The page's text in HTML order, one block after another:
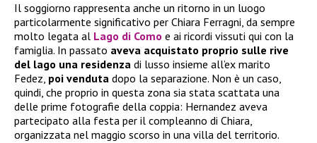
Il soggiorno rappresenta anche un ritorno in un luogo
particolarmente significativo per Chiara Ferragni, da sempre
molto legata al Lago di Como e ai ricordi vissuti qui con la
famiglia. In passato aveva acquistato proprio sulle rive
del lago una residenza di lusso insieme all’ex marito
Fedez, poi venduta dopo la separazione. Non è un caso,
quindi, che proprio in questa zona sia stata scattata una
delle prime fotografie della coppia: Hernandez aveva
partecipato alla festa per il compleanno di Chiara,
organizzata nel maggio scorso in una villa del territorio.